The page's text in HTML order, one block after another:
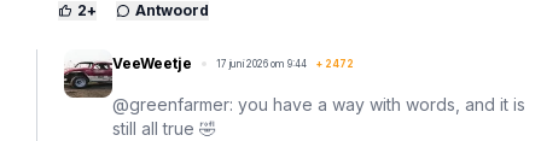
2+ Antwoord
VeeWeetje 17 juni 2026 om 9:44 + 2472
@greenfarmer: you have a way with words, and it is
still all true 🤣